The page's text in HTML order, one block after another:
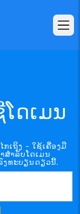
ໂດເມນ
ກເຖິງ - ໃຊ້ເຄື່ອງມື
ສຳລັບໂດເມນ
ງທະບຽນດຽວນີ້.